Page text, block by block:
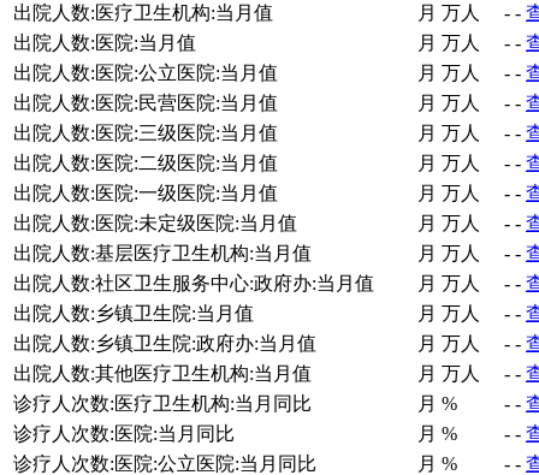
出院人数:医疗卫生机构:当月值
月 万人 - -
出院人数:医院:当月值
月 万人 - -
出院人数:医院:公立医院:当月值
月 万人 - -
出院人数:医院:民营医院:当月值
月 万人 - -
出院人数:医院:三级医院:当月值
月 万人 - -
出院人数:医院:二级医院:当月值
月 万人 - -
出院人数:医院:一级医院:当月值
月 万人 - -
出院人数:医院:未定级医院:当月值
月 万人 - -
出院人数:基层医疗卫生机构:当月值
月 万人 - -
出院人数:社区卫生服务中心:政府办:当月值
月 万人 - -
出院人数:乡镇卫生院:当月值
月 万人 - -
出院人数:乡镇卫生院:政府办:当月值
月 万人 - -
出院人数:其他医疗卫生机构:当月值
月 万人 - -
诊疗人次数:医疗卫生机构:当月同比
月 % - -
诊疗人次数:医院:当月同比
月 % - -
诊疗人次数:医院:公立医院:当月同比
月 % - -